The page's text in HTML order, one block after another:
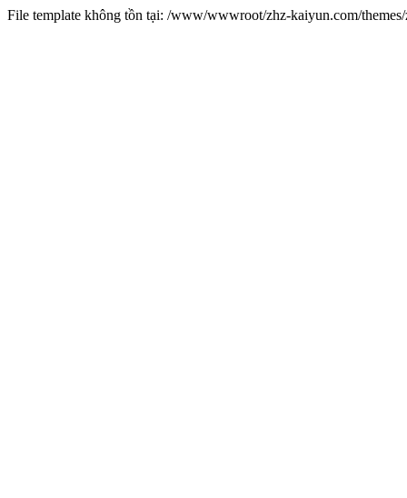
File template không tồn tại: /www/wwwroot/zhz-kaiyun.com/